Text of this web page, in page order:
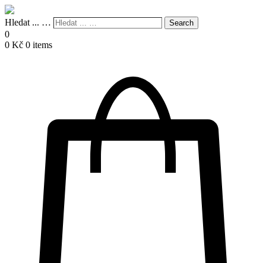
Hledat ... … Search
0
0 Kč 0 items